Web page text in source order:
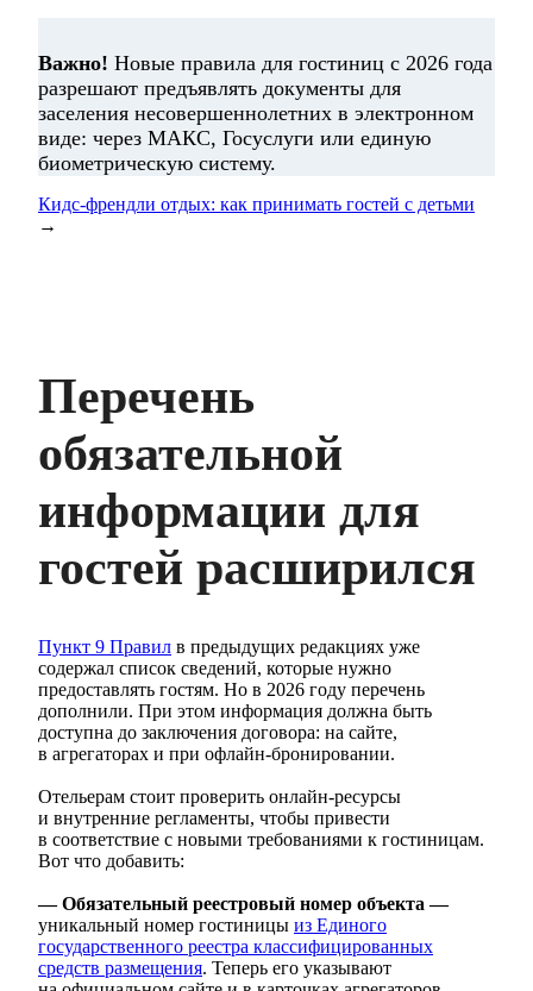
Важно! Новые правила для гостиниц с 2026 года
разрешают предъявлять документы для
заселения несовершеннолетних в электронном
виде: через МАКС, Госуслуги или единую
биометрическую систему.
Кидс-френдли отдых: как принимать гостей с детьми
→
Перечень
обязательной
информации для
гостей расширился
Пункт 9 Правил в предыдущих редакциях уже
содержал список сведений, которые нужно
предоставлять гостям. Но в 2026 году перечень
дополнили. При этом информация должна быть
доступна до заключения договора: на сайте,
в агрегаторах и при офлайн-бронировании.
Отельерам стоит проверить онлайн-ресурсы
и внутренние регламенты, чтобы привести
в соответствие с новыми требованиями к гостиницам.
Вот что добавить:
— Обязательный реестровый номер объекта —
уникальный номер гостиницы из Единого
государственного реестра классифицированных
средств размещения. Теперь его указывают